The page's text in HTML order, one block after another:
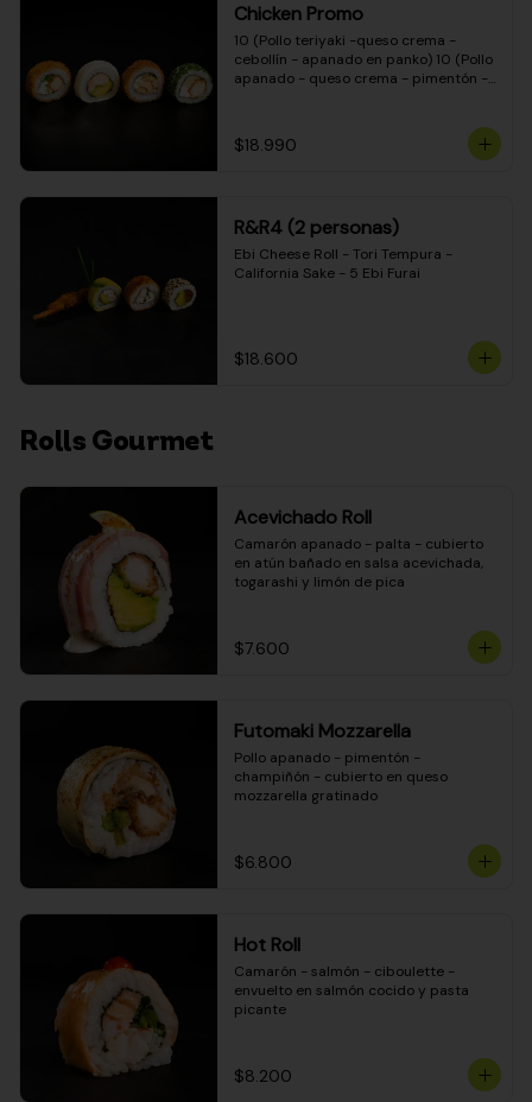
teriyaki - queso crema - cebollín -
envuelto en masa tempura) 10
(Pimentón - queso crema - cebollín -
envuelto en masa tempura)
Chicken Promo
10 (Pollo teriyaki -queso crema -
cebollín - apanado en panko) 10 (Pollo
apanado - queso crema - pimentón -
ciboulette) 10 (Pollo teriyaki - palta -
envuelto en queso crema)
$18.990
R&R4 (2 personas)
Ebi Cheese Roll - Tori Tempura -
California Sake - 5 Ebi Furai
$18.600
Rolls Gourmet
Acevichado Roll
Camarón apanado - palta - cubierto
en atún bañado en salsa acevichada,
togarashi y limón de pica
$7.600
Futomaki Mozzarella
Pollo apanado - pimentón -
champiñón - cubierto en queso
mozzarella gratinado
$6.800
Hot Roll
Camarón - salmón - ciboulette -
envuelto en salmón cocido y pasta
picante
$8.200